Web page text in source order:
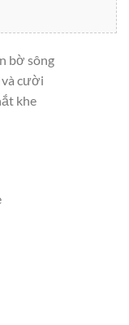
bờ sông
cười
khe